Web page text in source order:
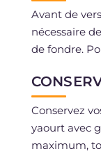
Avant de
nécessaire
de fondre.
avant de les
Conservez
yaourt avec
maximum,